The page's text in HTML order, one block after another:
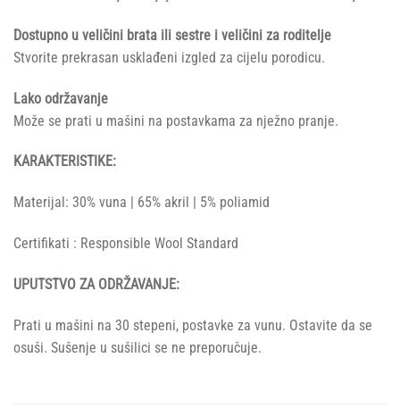
Dostupno u veličini brata ili sestre i veličini za roditelje
Stvorite prekrasan usklađeni izgled za cijelu porodicu.
Lako održavanje
Može se prati u mašini na postavkama za nježno pranje.
KARAKTERISTIKE:
Materijal: 30% vuna | 65% akril | 5% poliamid
Certifikati : Responsible Wool Standard
UPUTSTVO ZA ODRŽAVANJE:
Prati u mašini na 30 stepeni, postavke za vunu. Ostavite da se
osuši. Sušenje u sušilici se ne preporučuje.